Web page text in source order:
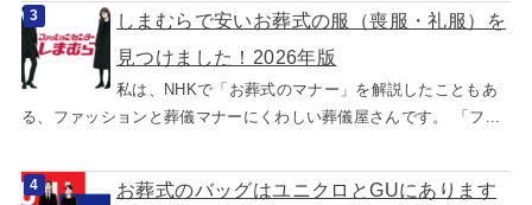
しまむらで安いお葬式の服（喪服・礼服）を
見つけました！2026年版
私は、NHKで「お葬式のマナー」を解説したこともあ
る、ファッションと葬儀マナーにくわしい葬儀屋さんです。 「フ...
お葬式のバッグはユニクロとGUにあります